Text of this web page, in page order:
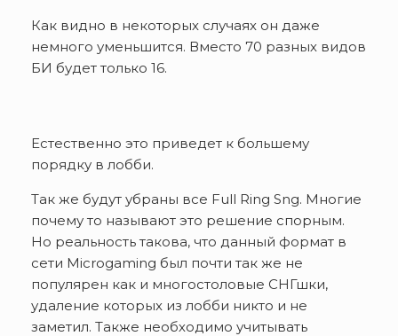
Как видно в некоторых случаях он даже
немного уменьшится. Вместо 70 разных видов
БИ будет только 16.
Естественно это приведет к большему
порядку в лобби.
Так же будут убраны все Full Ring Sng. Многие
почему то называют это решение спорным.
Но реальность такова, что данный формат в
сети Microgaming был почти так же не
популярен как и многостоловые СНГшки,
удаление которых из лобби никто и не
заметил. Также необходимо учитывать